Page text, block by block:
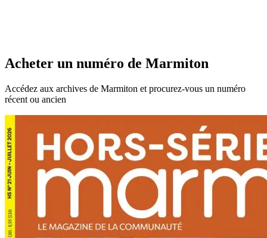
Acheter un numéro de Marmiton
Accédez aux archives de Marmiton et procurez-vous un numéro
récent ou ancien